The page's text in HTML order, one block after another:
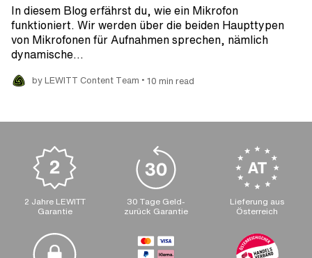
In diesem Blog erfährst du, wie ein Mikrofon
funktioniert. Wir werden über die beiden Haupttypen
von Mikrofonen für Aufnahmen sprechen, nämlich
dynamische…
by LEWITT Content Team • 10 min read
2 Jahre LEWITT
Garantie
30 Tage Geld-
zurück Garantie
Lieferung aus
Österreich